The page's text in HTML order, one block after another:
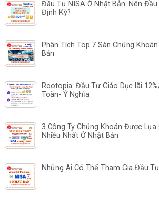
Đầu Tư NISA Ở Nhật Bản: Nên
Định Kỳ?
Phân Tích Top 7 Sàn Chứng
Bản
Rootopia: Đầu Tư Giáo Dục lãi
Toàn- Ý Nghĩa
3 Công Ty Chứng Khoán Được
Nhiều Nhất Ở Nhật Bản
Những Ai Có Thể Tham Gia Đầu